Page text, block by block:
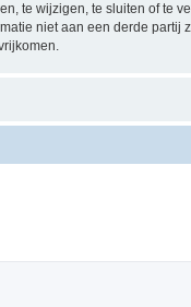
te wijzigen, te sluiten of te
niet aan een derde partij